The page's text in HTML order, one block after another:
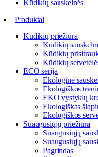
Kūdikių sauskelnės
Produktai
Kūdikių priežiūra
Kūdikių
Kūdikių
Kūdikių
ECO serija
Ekologinė
Ekologiškos
EKO vystyklų
Ekologiškas
Ekologiškos
Suaugusiųjų priežiūra
Suaugusiųjų
Suaugusiųjų
Pagrindas